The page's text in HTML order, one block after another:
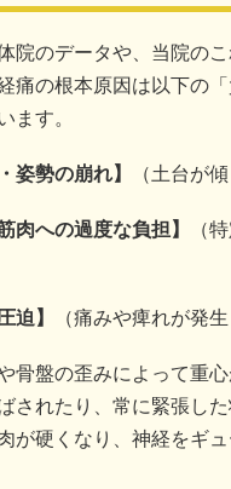
院のデータや、当院の
痛の根本原因は以下の
ます。
姿勢の崩れ】 （土台が傾
肉への過度な負担】
（
迫】 （痛みや痺れが発生
骨盤の歪みによって重
されたり、常に緊張し
が硬くなり、神経をギ